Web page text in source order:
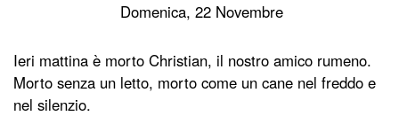
Domenica, 22 Novembre
Ieri mattina è morto Christian, il nostro amico rumeno.
Morto senza un letto, morto come un cane nel freddo e
nel silenzio.